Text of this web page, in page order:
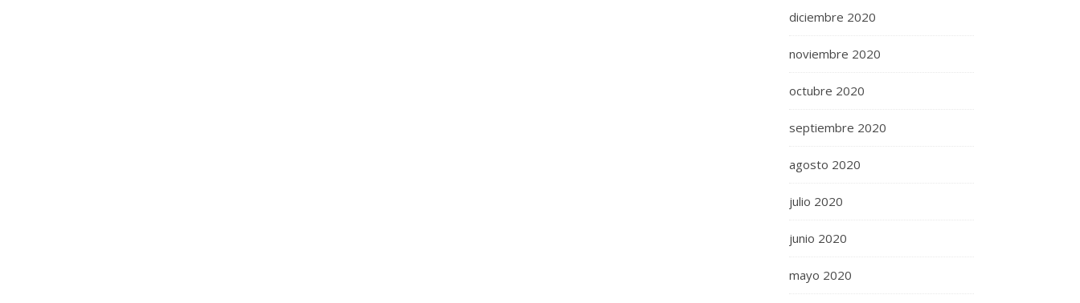
diciembre 2020
noviembre 2020
octubre 2020
septiembre 2020
agosto 2020
julio 2020
junio 2020
mayo 2020